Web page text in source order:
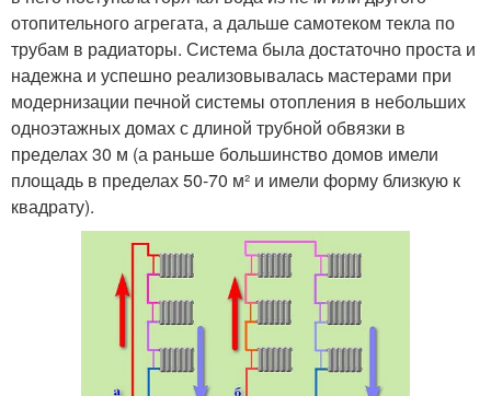
отопительного агрегата, а дальше самотеком текла по
трубам в радиаторы. Система была достаточно проста и
надежна и успешно реализовывалась мастерами при
модернизации печной системы отопления в небольших
одноэтажных домах с длиной трубной обвязки в
пределах 30 м (а раньше большинство домов имели
площадь в пределах 50-70 м² и имели форму близкую к
квадрату).